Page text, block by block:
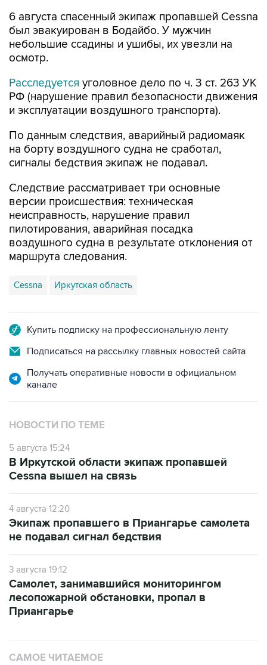
6 августа спасенный экипаж пропавшей Cessna
был эвакуирован в Бодайбо. У мужчин
небольшие ссадины и ушибы, их увезли на
осмотр.
Расследуется уголовное дело по ч. 3 ст. 263 УК
РФ (нарушение правил безопасности движения
и эксплуатации воздушного транспорта).
По данным следствия, аварийный радиомаяк
на борту воздушного судна не сработал,
сигналы бедствия экипаж не подавал.
Следствие рассматривает три основные
версии происшествия: техническая
неисправность, нарушение правил
пилотирования, аварийная посадка
воздушного судна в результате отклонения от
маршрута следования.
Cessna Иркутская область
Купить подписку на профессиональную ленту
Подписаться на рассылку главных новостей сайта
Получать оперативные новости в официальном
канале
НОВОСТИ ПО ТЕМЕ
5 августа 15:24
В Иркутской области экипаж пропавшей
Cessna вышел на связь
4 августа 12:20
Экипаж пропавшего в Приангарье самолета
не подавал сигнал бедствия
3 августа 19:12
Самолет, занимавшийся мониторингом
лесопожарной обстановки, пропал в
Приангарье
САМОЕ ЧИТАЕМОЕ